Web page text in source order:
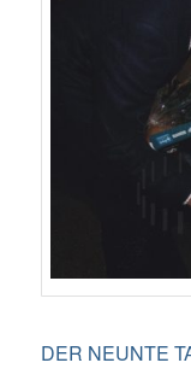
DER NEUNTE